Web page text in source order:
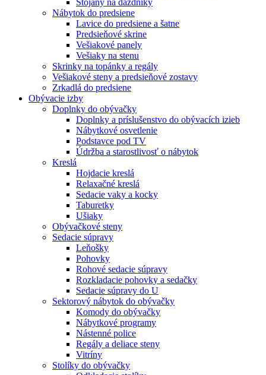
Nábytok do predsiene
Lavice do predsiene a šatne
Predsieňové skrine
Vešiakové panely
Vešiaky na stenu
Skrinky na topánky a regály
Vešiakové steny a predsieňové zostavy
Zrkadlá do predsiene
Obývacie izby
Doplnky do obývačky
Doplnky a príslušenstvo do obývacích izieb
Nábytkové osvetlenie
Podstavce pod TV
Údržba a starostlivosť o nábytok
Kreslá
Hojdacie kreslá
Relaxačné kreslá
Sedacie vaky a kocky
Taburetky
Ušiaky
Obývačkové steny
Sedacie súpravy
Leňošky
Pohovky
Rohové sedacie súpravy
Rozkladacie pohovky a sedačky
Sedacie súpravy do U
Sektorový nábytok do obývačky
Komody do obývačky
Nábytkové programy
Nástenné police
Regály a deliace steny
Vitríny
Stolíky do obývačky